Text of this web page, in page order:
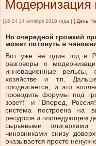
Модернизация
[16:24 14 октября 2010 года ] [ День, №
Но очередной громкий
может потонуть в
Вот уже не один год в
разговоры о
инновационные рельсы,
хозяйстве и т.п.
продвигается, и это
проводить форумы под
зовет!” и “Вперед,
система построена на
ресурсов и последующем
сырьевыми олигархами
чиновниками снизу
оказывается просто